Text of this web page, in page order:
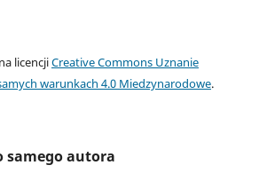
licencjiCreative Commons Uznanie
warunkach 4.0 Miedzynarodowe.
samego autora